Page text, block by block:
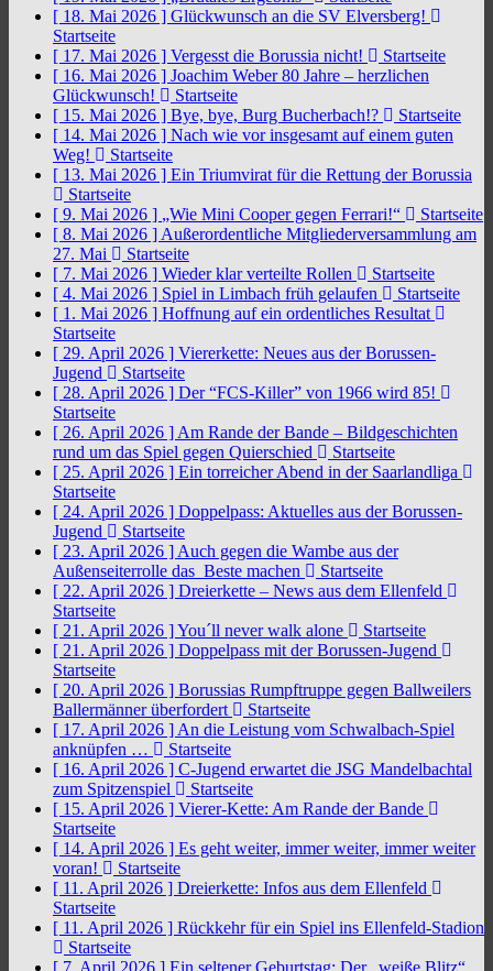
[ 18. Mai 2026 ] Glückwunsch an die SV Elversberg!
Startseite
[ 17. Mai 2026 ] Vergesst die Borussia nicht!
Startseite
[ 16. Mai 2026 ] Joachim Weber 80 Jahre – herzlichen
Glückwunsch!
Startseite
[ 15. Mai 2026 ] Bye, bye, Burg Bucherbach!?
Startseite
[ 14. Mai 2026 ] Nach wie vor insgesamt auf einem guten
Weg!
Startseite
[ 13. Mai 2026 ] Ein Triumvirat für die Rettung der Borussia
Startseite
[ 9. Mai 2026 ] „Wie Mini Cooper gegen Ferrari!“
Startseite
[ 8. Mai 2026 ] Außerordentliche Mitgliederversammlung am
27. Mai
Startseite
[ 7. Mai 2026 ] Wieder klar verteilte Rollen
Startseite
[ 4. Mai 2026 ] Spiel in Limbach früh gelaufen
Startseite
[ 1. Mai 2026 ] Hoffnung auf ein ordentliches Resultat
Startseite
[ 29. April 2026 ] Viererkette: Neues aus der Borussen-
Jugend
Startseite
[ 28. April 2026 ] Der “FCS-Killer” von 1966 wird 85!
Startseite
[ 26. April 2026 ] Am Rande der Bande – Bildgeschichten
rund um das Spiel gegen Quierschied
Startseite
[ 25. April 2026 ] Ein torreicher Abend in der Saarlandliga
Startseite
[ 24. April 2026 ] Doppelpass: Aktuelles aus der Borussen-
Jugend
Startseite
[ 23. April 2026 ] Auch gegen die Wambe aus der
Außenseiterrolle das Beste machen
Startseite
[ 22. April 2026 ] Dreierkette – News aus dem Ellenfeld
Startseite
[ 21. April 2026 ]You´ll never walk alone
Startseite
[ 21. April 2026 ] Doppelpass mit der Borussen-Jugend
Startseite
[ 20. April 2026 ] Borussias Rumpftruppe gegen Ballweilers
Ballermänner überfordert
Startseite
[ 17. April 2026 ] An die Leistung vom Schwalbach-Spiel
anknüpfen …
Startseite
[ 16. April 2026 ] C-Jugend erwartet die JSG Mandelbachtal
zum Spitzenspiel
Startseite
[ 15. April 2026 ] Vierer-Kette: Am Rande der Bande
Startseite
[ 14. April 2026 ] Es geht weiter, immer weiter, immer weiter
voran!
Startseite
[ 11. April 2026 ] Dreierkette: Infos aus dem Ellenfeld
Startseite
[ 11. April 2026 ] Rückkehr für ein Spiel ins Ellenfeld-Stadion
Startseite
[ 7. April 2026 ] Ein seltener Geburtstag: Der „weiße Blitz“